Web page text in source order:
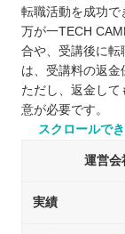
転職活動を成功で
万が一TECH
合や、受講後に転
は、受講料の返金
ただし、返金し
意が必要です。
スクロールで
運営会
実績